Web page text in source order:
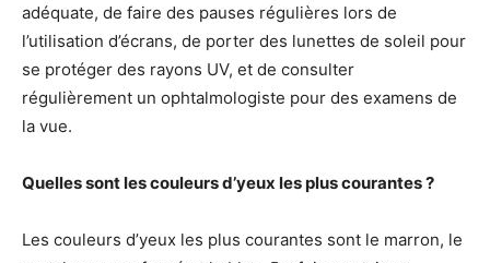
adéquate, de faire des pauses régulières lors de
l’utilisation d’écrans, de porter des lunettes de soleil pour
se protéger des rayons UV, et de consulter
régulièrement un ophtalmologiste pour des examens de
la vue.
Quelles sont les couleurs d’yeux les plus courantes ?
Les couleurs d’yeux les plus courantes sont le marron, le